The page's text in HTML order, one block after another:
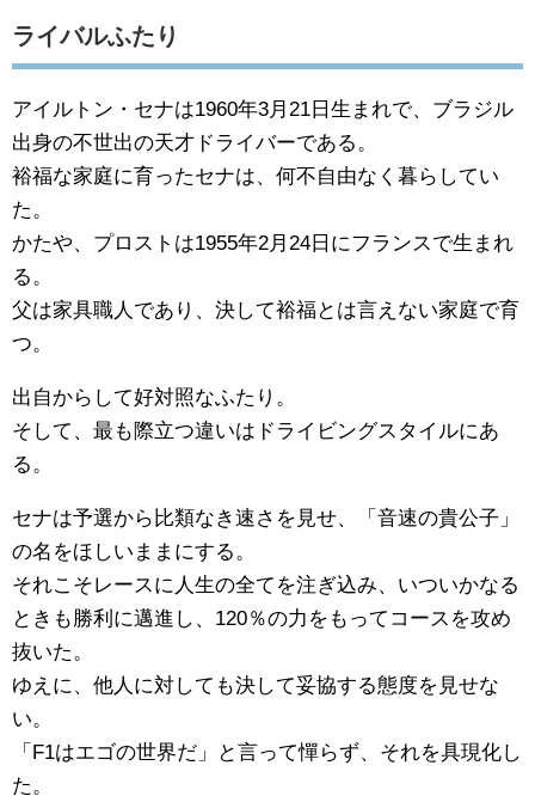
ライバルふたり
アイルトン・セナは1960年3月21日生まれで、ブラジル
出身の不世出の天才ドライバーである。
裕福な家庭に育ったセナは、何不自由なく暮らしてい
た。
かたや、プロストは1955年2月24日にフランスで生まれ
る。
父は家具職人であり、決して裕福とは言えない家庭で育
つ。
出自からして好対照なふたり。
そして、最も際立つ違いはドライビングスタイルにあ
る。
セナは予選から比類なき速さを見せ、「音速の貴公子」
の名をほしいままにする。
それこそレースに人生の全てを注ぎ込み、いついかなる
ときも勝利に邁進し、120％の力をもってコースを攻め
抜いた。
ゆえに、他人に対しても決して妥協する態度を見せな
い。
「F1はエゴの世界だ」と言って憚らず、それを具現化し
た。